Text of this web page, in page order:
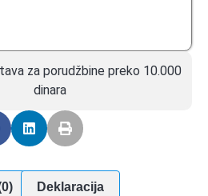
za porudžbine preko 10.000
dinara
Deklaracija